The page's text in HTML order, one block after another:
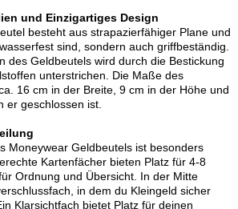
und Einzigartiges Design
besteht aus strapazierfähiger Plane und
sind, sondern auch griffbeständig.
des Geldbeutels wird durch die Bestickung
unterstrichen. Die Maße des
16 cm in der Breite, 9 cm in der Höhe und
er geschlossen ist.
Moneywear Geldbeutels ist besonders
Kartenfächer bieten Platz für 4-8
Ordnung und Übersicht. In der Mitte
in dem du Kleingeld sicher
Klarsichtfach bietet Platz für deinen